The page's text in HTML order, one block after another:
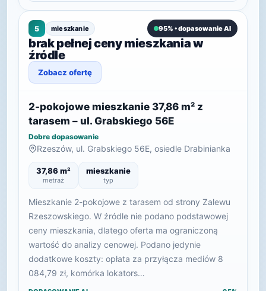
5 mieszkanie 95% • dopasowanie AI
brak pełnej ceny mieszkania w
źródle
Zobacz ofertę
2-pokojowe mieszkanie 37,86 m² z
tarasem – ul. Grabskiego 56E
Dobre dopasowanie
Rzeszów, ul. Grabskiego 56E, osiedle Drabinianka
37,86 m²
metraż
mieszkanie
typ
Mieszkanie 2-pokojowe z tarasem od strony Zalewu
Rzeszowskiego. W źródle nie podano podstawowej
ceny mieszkania, dlatego oferta ma ograniczoną
wartość do analizy cenowej. Podano jedynie
dodatkowe koszty: opłata za przyłącza mediów 8
084,79 zł, komórka lokators…